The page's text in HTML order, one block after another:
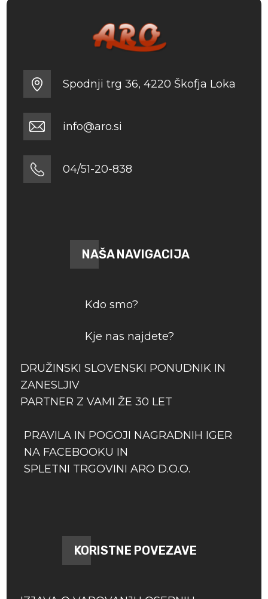
Spodnji trg 36, 4220 Škofja Loka
info@aro.si
04/51-20-838
NAŠA NAVIGACIJA
Kdo smo?
Kje nas najdete?
DRUŽINSKI SLOVENSKI PONUDNIK IN
ZANESLJIV
PARTNER Z VAMI ŽE 30 LET
PRAVILA IN POGOJI NAGRADNIH IGER
NA FACEBOOKU IN
SPLETNI TRGOVINI ARO D.O.O.
KORISTNE POVEZAVE